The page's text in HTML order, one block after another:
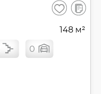
Сохранить
В
148 м²
0